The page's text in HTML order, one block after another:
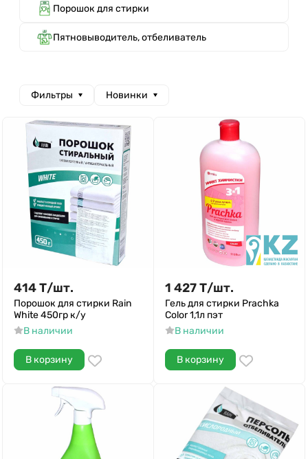
Порошок для стирки
Пятновыводитель, отбеливатель
Фильтры Новинки
414Т/шт.
Порошок для стирки Rain
White 450гр к/у
В наличии
В корзину
1 427Т/шт.
Гель для стирки Prachka
Color 1,1л пэт
В наличии
В корзину